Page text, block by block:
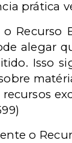
prática
Recurso
alegar
Isso
o